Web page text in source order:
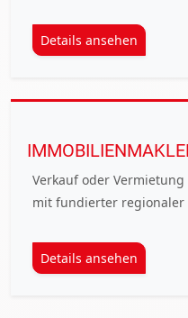
Details ansehen
Verkauf oder
mit fundierter regionaler
Details ansehen